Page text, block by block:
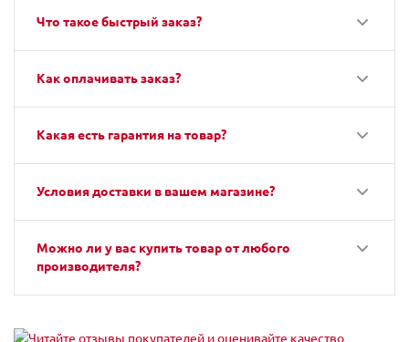
Что такое быстрый заказ?
Как оплачивать заказ?
Какая есть гарантия на товар?
Условия доставки в вашем магазине?
Можно ли у вас купить товар от любого
производителя?